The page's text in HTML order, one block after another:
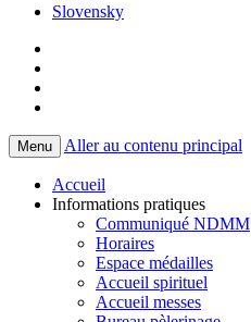
Slovensky
Menu Aller au contenu principal
Accueil
Informations pratiques
Communiqué NDMM
Horaires
Espace médailles
Accueil spirituel
Accueil messes